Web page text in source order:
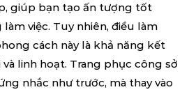
giúp bạn tạo ấn tượng tốt
việc. Tuy nhiên, điều làm
cách này là khả năng kết
linh hoạt. Trang phục công sở
nhắc như trước, mà thay vào